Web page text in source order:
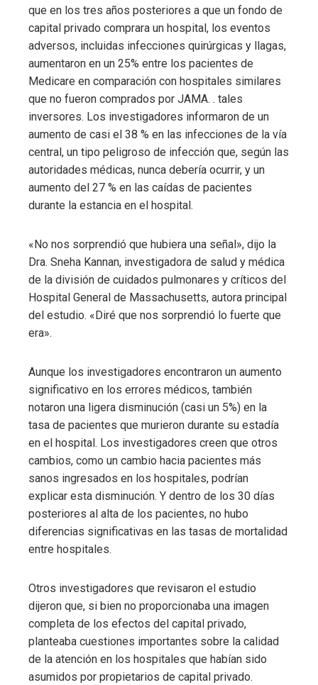
que en los tres años posteriores a que un fondo de
capital privado comprara un hospital, los eventos
adversos, incluidas infecciones quirúrgicas y llagas,
aumentaron en un 25% entre los pacientes de
Medicare en comparación con hospitales similares
que no fueron comprados por JAMA. . tales
inversores. Los investigadores informaron de un
aumento de casi el 38 % en las infecciones de la vía
central, un tipo peligroso de infección que, según las
autoridades médicas, nunca debería ocurrir, y un
aumento del 27 % en las caídas de pacientes
durante la estancia en el hospital.
«No nos sorprendió que hubiera una señal», dijo la
Dra. Sneha Kannan, investigadora de salud y médica
de la división de cuidados pulmonares y críticos del
Hospital General de Massachusetts, autora principal
del estudio. «Diré que nos sorprendió lo fuerte que
era».
Aunque los investigadores encontraron un aumento
significativo en los errores médicos, también
notaron una ligera disminución (casi un 5%) en la
tasa de pacientes que murieron durante su estadía
en el hospital. Los investigadores creen que otros
cambios, como un cambio hacia pacientes más
sanos ingresados ​​en los hospitales, podrían
explicar esta disminución. Y dentro de los 30 días
posteriores al alta de los pacientes, no hubo
diferencias significativas en las tasas de mortalidad
entre hospitales.
Otros investigadores que revisaron el estudio
dijeron que, si bien no proporcionaba una imagen
completa de los efectos del capital privado,
planteaba cuestiones importantes sobre la calidad
de la atención en los hospitales que habían sido
asumidos por propietarios de capital privado.